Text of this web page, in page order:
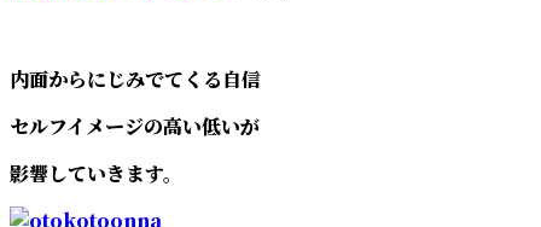
内面からにじみでてくる自信
セルフイメージの高い低いが
影響していきます。